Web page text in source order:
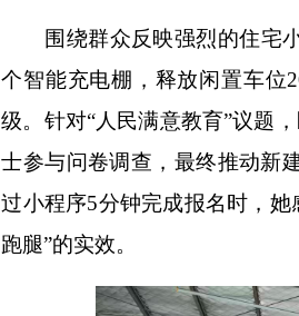
围绕群众反映强烈的住宅小
个智能充电棚，释放闲置车位
级。针对“人民满意教育”议题
士参与问卷调查，最终推动新
过小程序5分钟完成报名时，
跑腿”的实效。